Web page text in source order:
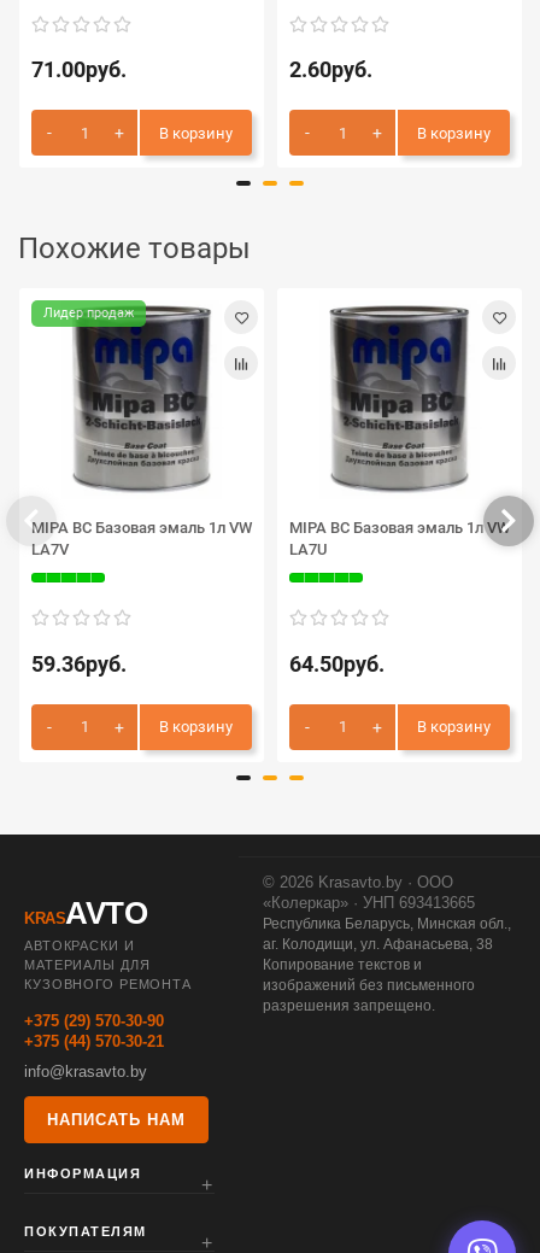
71.00руб.
В корзину
2.60руб.
В корзину
Похожие товары
Лидер продаж
MIPA BC Базовая эмаль 1л VW
LA7V
59.36руб.
В корзину
MIPA BC Базовая эмаль 1л VW
LA7U
64.50руб.
В корзину
KRASAVTO
АВТОКРАСКИ И
МАТЕРИАЛЫ ДЛЯ
КУЗОВНОГО РЕМОНТА
+375 (29) 570-30-90
+375 (44) 570-30-21
info@krasavto.by
НАПИСАТЬ НАМ
ИНФОРМАЦИЯ
ПОКУПАТЕЛЯМ
© 2026 Krasavto.by · ООО
«Колеркар» · УНП 693413665
Республика Беларусь, Минская обл.,
аг. Колодищи, ул. Афанасьева, 38
Копирование текстов и
изображений без письменного
разрешения запрещено.